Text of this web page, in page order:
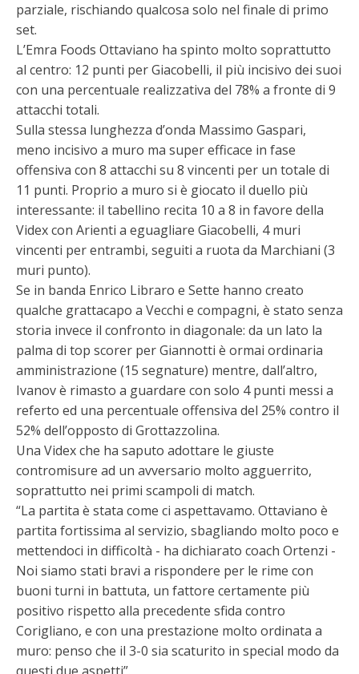
parziale, rischiando qualcosa solo nel finale di primo
set.
L’Emra Foods Ottaviano ha spinto molto soprattutto
al centro: 12 punti per Giacobelli, il più incisivo dei suoi
con una percentuale realizzativa del 78% a fronte di 9
attacchi totali.
Sulla stessa lunghezza d’onda Massimo Gaspari,
meno incisivo a muro ma super efficace in fase
offensiva con 8 attacchi su 8 vincenti per un totale di
11 punti. Proprio a muro si è giocato il duello più
interessante: il tabellino recita 10 a 8 in favore della
Videx con Arienti a eguagliare Giacobelli, 4 muri
vincenti per entrambi, seguiti a ruota da Marchiani (3
muri punto).
Se in banda Enrico Libraro e Sette hanno creato
qualche grattacapo a Vecchi e compagni, è stato senza
storia invece il confronto in diagonale: da un lato la
palma di top scorer per Giannotti è ormai ordinaria
amministrazione (15 segnature) mentre, dall’altro,
Ivanov è rimasto a guardare con solo 4 punti messi a
referto ed una percentuale offensiva del 25% contro il
52% dell’opposto di Grottazzolina.
Una Videx che ha saputo adottare le giuste
contromisure ad un avversario molto agguerrito,
soprattutto nei primi scampoli di match.
“La partita è stata come ci aspettavamo. Ottaviano è
partita fortissima al servizio, sbagliando molto poco e
mettendoci in difficoltà - ha dichiarato coach Ortenzi -
Noi siamo stati bravi a rispondere per le rime con
buoni turni in battuta, un fattore certamente più
positivo rispetto alla precedente sfida contro
Corigliano, e con una prestazione molto ordinata a
muro: penso che il 3-0 sia scaturito in special modo da